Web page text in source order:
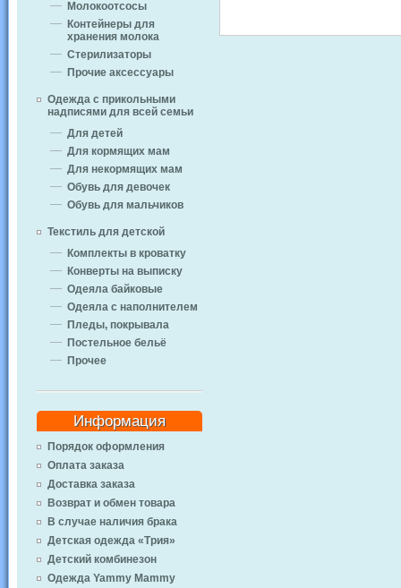
Молокоотсосы
Контейнеры для
хранения молока
Стерилизаторы
Прочие аксессуары
Одежда с прикольными
надписями для всей семьи
Для детей
Для кормящих мам
Для некормящих мам
Обувь для девочек
Обувь для мальчиков
Текстиль для детской
Комплекты в кроватку
Конверты на выписку
Одеяла байковые
Одеяла с наполнителем
Пледы, покрывала
Постельное бельё
Прочее
Информация
Порядок оформления
Оплата заказа
Доставка заказа
Возврат и обмен товара
В случае наличия брака
Детская одежда «Трия»
Детский комбинезон
Одежда Yammy Mammy